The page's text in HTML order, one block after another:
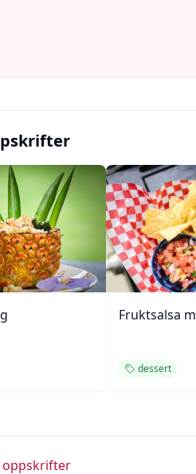
Fruktsalsa
dessert
oppskrifter